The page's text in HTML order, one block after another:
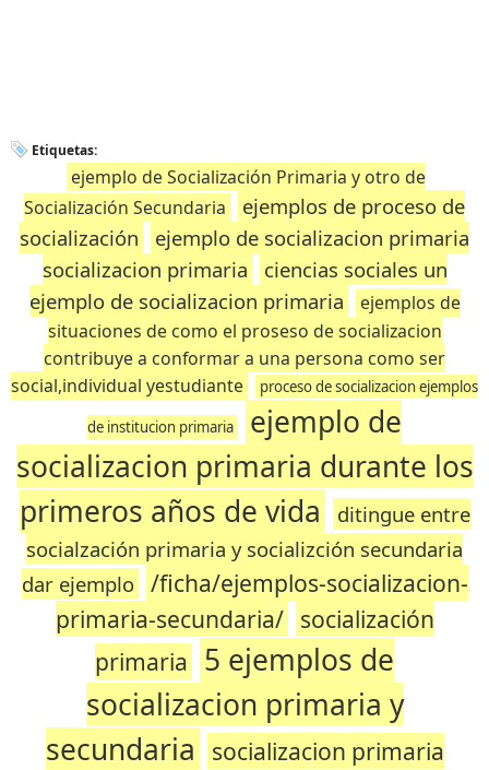
Etiquetas:
ejemplo de Socialización Primaria y otro de
Socialización Secundaria
ejemplos de proceso de
socialización
ejemplo de socializacion primaria
socializacion primaria
ciencias sociales un
ejemplo de socializacion primaria
ejemplos de
situaciones de como el proseso de socializacion
contribuye a conformar a una persona como ser
social,individual yestudiante
proceso de socializacion ejemplos
de institucion primaria
ejemplo de
socializacion primaria durante los
primeros años de vida
ditingue entre
socialzación primaria y socializción secundaria
dar ejemplo
/ficha/ejemplos-socializacion-
primaria-secundaria/ socialización
primaria 5 ejemplos de
socializacion primaria y
secundaria
socializacion primaria